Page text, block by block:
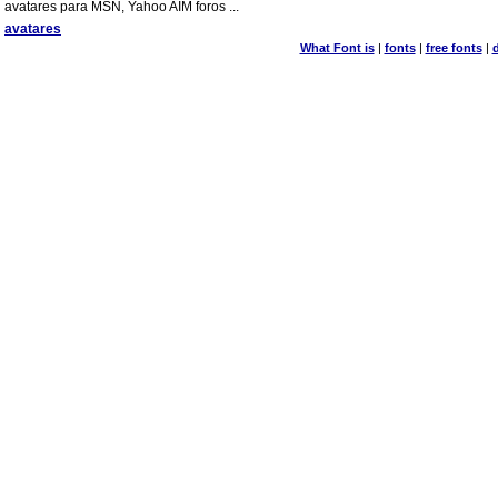
avatares para MSN, Yahoo AIM foros ...
avatares
What Font is| fonts| free fonts|